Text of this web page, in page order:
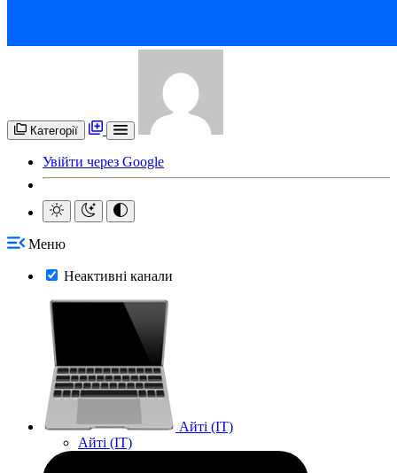
Категорії
Увійти через Google
Меню
Неактивні канали
Айті (IT)
Айті (IT)